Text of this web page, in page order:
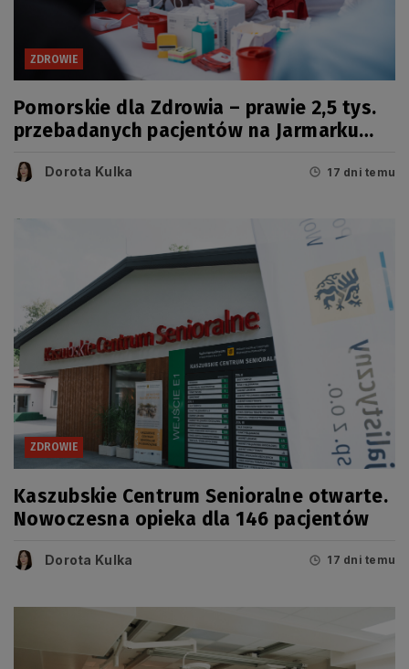
ZDROWIE
Pomorskie dla Zdrowia – prawie 2,5 tys.
przebadanych pacjentów na Jarmarku
Dorota Kulka 17 dni temu
ZDROWIE
Kaszubskie Centrum Senioralne otwarte.
Nowoczesna opieka dla 146 pacjentów
Dorota Kulka 17 dni temu